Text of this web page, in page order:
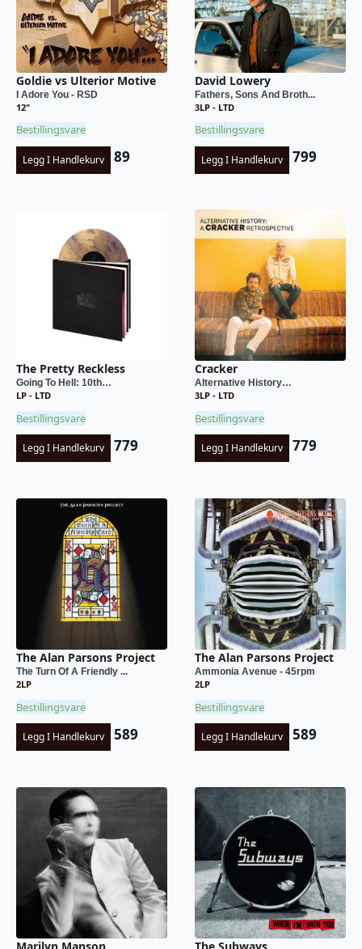
Goldie vs Ulterior Motive
I Adore You - RSD
12"
Bestillingsvare
Legg I Handlekurv 89
David Lowery
Fathers, Sons And Broth...
3LP - LTD
Bestillingsvare
Legg I Handlekurv 799
The Pretty Reckless
Going To Hell: 10th…
LP - LTD
Bestillingsvare
Legg I Handlekurv 779
Cracker
Alternative History…
3LP - LTD
Bestillingsvare
Legg I Handlekurv 779
The Alan Parsons Project
The Turn Of A Friendly ...
2LP
Bestillingsvare
Legg I Handlekurv 589
The Alan Parsons Project
Ammonia Avenue - 45rpm
2LP
Bestillingsvare
Legg I Handlekurv 589